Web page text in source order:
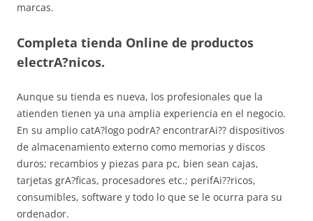
marcas.
Completa tienda Online de productos
electrA?nicos.
Aunque su tienda es nueva, los profesionales que la
atienden tienen ya una amplia experiencia en el negocio.
En su amplio catA?logo podrA? encontrarAi?? dispositivos
de almacenamiento externo como memorias y discos
duros; recambios y piezas para pc, bien sean cajas,
tarjetas grA?ficas, procesadores etc.; perifAi??ricos,
consumibles, software y todo lo que se le ocurra para su
ordenador.